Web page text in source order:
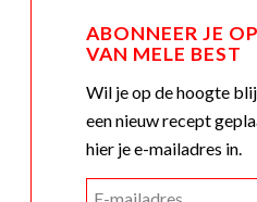
ABONNEER JE
VAN MELE BEST
Wil je op de hoogte
een nieuw recept
hier je e-mailadres in.
E-